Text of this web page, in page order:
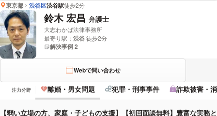
東京都 渋谷区渋谷駅徒歩2分
鈴木 宏昌 弁護士
大志わかば法律事務所
最寄り駅： 渋谷徒歩2分
解決事例 2
Webで問い合わせ
注力分野 離婚・男女問題 犯罪・刑事事件 詐欺被害・
【弱い立場の方、家庭・子どもの支援】【初回面談無料】豊富な実務と